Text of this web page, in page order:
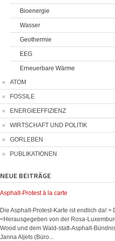
Bioenergie
Wasser
Geothermie
EEG
Erneuerbare Wärme
ATOM
FOSSILE
ENERGIEEFFIZIENZ
WIRTSCHAFT UND POLITIK
GORLEBEN
PUBLIKATIONEN
NEUE BEITRÄGE
Asphalt-Protest à la carte
Die Asphalt-Protest-Karte ist endlich da!
<Herausgegeben von der Rosa-
Wood und dem Wald-statt-Asphalt-
Janna Aljets (Büro...